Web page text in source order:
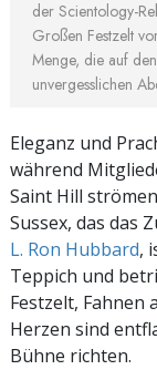
der Scientology-
Großen Festzelt
Menge, die auf
unvergesslichen
Eleganz und
während
Saint Hill
Sussex, das das
L. Ron Hubbard,
Teppich und
Festzelt, Fahnen
Herzen sind
Bühne richten.